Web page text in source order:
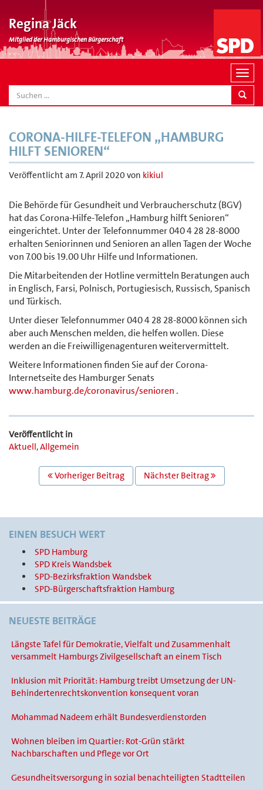
Regina Jäck
Mitglied der Hamburgischen Bürgerschaft
N
a
v
SEARCH
CORONA-HILFE-TELEFON „HAMBURG
HILFT SENIOREN“
Veröffentlicht am 7. April 2020 von kikiul
Die Behörde für Gesundheit und Verbraucherschutz (BGV)
hat das Corona-Hilfe-Telefon „Hamburg hilft Senioren“
eingerichtet. Unter der Telefonnummer 040 4 28 28-8000
erhalten Seniorinnen und Senioren an allen Tagen der Woche
von 7.00 bis 19.00 Uhr Hilfe und Informationen.
Die Mitarbeitenden der Hotline vermitteln Beratungen auch
in Englisch, Farsi, Polnisch, Portugiesisch, Russisch, Spanisch
und Türkisch.
Unter dieser Telefonnummer 040 4 28 28-8000 können sich
aber auch Menschen melden, die helfen wollen. Diese
werden an die Freiwilligenagenturen weitervermittelt.
Weitere Informationen finden Sie auf der Corona-
Internetseite des Hamburger Senats
www.hamburg.de/coronavirus/senioren .
Veröffentlicht in
Aktuell,Allgemein
BEITRAGS
NAVIGATION
Vorheriger Beitrag Nächster Beitrag
EINEN BESUCH WERT
SPD Hamburg
SPD Kreis Wandsbek
SPD-Bezirksfraktion Wandsbek
SPD-Bürgerschaftsfraktion Hamburg
NEUESTE BEITRÄGE
Längste Tafel für Demokratie, Vielfalt und Zusammenhalt
versammelt Hamburgs Zivilgesellschaft an einem Tisch
Inklusion mit Priorität: Hamburg treibt Umsetzung der UN-
Behindertenrechtskonvention konsequent voran
Mohammad Nadeem erhält Bundesverdienstorden
Wohnen bleiben im Quartier: Rot-Grün stärkt
Nachbarschaften und Pflege vor Ort
Gesundheitsversorgung in sozial benachteiligten Stadtteilen